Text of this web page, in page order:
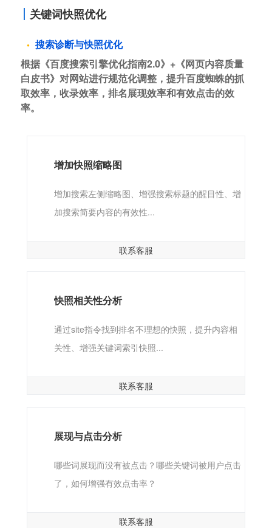
关键词快照优化
搜索诊断与快照优化
根据《百度搜索引擎优化指南2.0》+《网页内容质量
白皮书》对网站进行规范化调整，提升百度蜘蛛的抓
取效率，收录效率，排名展现效率和有效点击的效
率。
增加快照缩略图
增加搜索左侧缩略图、增强搜索标题的醒目性、增
加搜索简要内容的有效性...
联系客服
快照相关性分析
通过site指令找到排名不理想的快照，提升内容相
关性、增强关键词索引快照...
联系客服
展现与点击分析
哪些词展现而没有被点击？哪些关键词被用户点击
了，如何增强有效点击率？
联系客服